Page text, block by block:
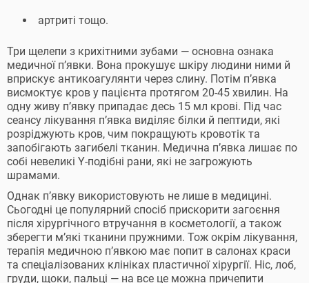
артриті тощо.
Три щелепи з крихітними зубами — основна ознака
медичної п’явки. Вона прокушує шкіру людини ними й
вприскує антикоагулянти через слину. Потім п’явка
висмоктує кров у пацієнта протягом 20-45 хвилин. На
одну живу п’явку припадає десь 15 мл крові. Під час
сеансу лікування п’явка виділяє білки й пептиди, які
розріджують кров, чим покращують кровотік та
запобігають загибелі тканин. Медична п’явка лишає по
собі невеликі Y-подібні рани, які не загрожують
шрамами.
Однак п’явку використовують не лише в медицині.
Сьогодні це популярний спосіб прискорити загоєння
після хірургічного втручання в косметології, а також
зберегти м’які тканини пружними. Тож окрім лікування,
терапія медичною п’явкою має попит в салонах краси
та спеціалізованих клініках пластичної хірургії. Ніс, лоб,
груди, щоки, пальці — на все це можна причепити